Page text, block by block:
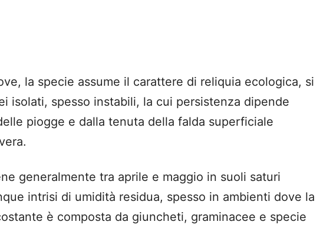
la specie assume il carattere di reliquia ecologica, si
isolati, spesso instabili, la cui persistenza dipende
piogge e dalla tenuta della falda superficiale
generalmente tra aprile e maggio in suoli saturi
intrisi di umidità residua, spesso in ambienti dove la
è composta da giuncheti, graminacee e specie